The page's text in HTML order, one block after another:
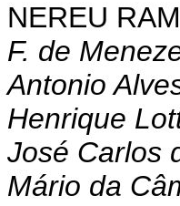
NEREU
F. de
Antonio
Henrique
José Carlos
Mário da